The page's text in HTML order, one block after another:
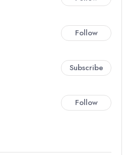
Follow
Subscribe
Follow